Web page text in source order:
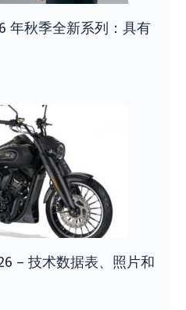
年秋季全新系列：具有
– 技术数据表、照片和